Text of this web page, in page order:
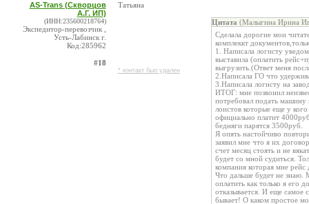
AS-Trans (Скворцов
А.Г. ИП)
(ИНН:235600218764)
Экспедитор-перевозчик ,
Усть-Лабинск г.
Код:285962
#18
Татьяна
* контакт был удален
Цитата (Малыгина Ирина
Сделала дорогие мои
комплеккт
1. Написала логисту
выставила (оплатить
выгрузить.(Ответ меня
2.Написала ГО что
3.Написала логисту на
ИТОГ: мне позвонил
потребовал подать машину
лоистов которые еще у
официально платит
бедняги парятся 3500руб.
Я опять настойчиво
заявил мне что я их
счет месяц стоять и не
будет со мной судиться.
компания которая мне
Что дальше будет не знаю.
оплатить как только я его
отказывается. И еще самое
бывает! О каком простое